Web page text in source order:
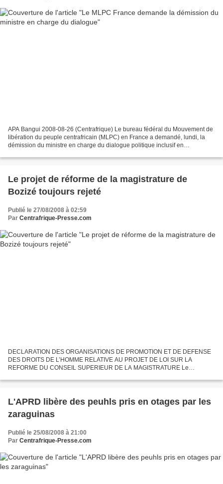
APA Bangui 2008-08-26 (Centrafrique) Le bureau fédéral du Mouvement de
libération du peuple centrafricain (MLPC) en France a demandé, lundi, la
démission du ministre en charge du dialogue politique inclusif en
Le projet de réforme de la magistrature de
Bozizé toujours rejeté
Publié le 27/08/2008 à 02:59
Par Centrafrique-Presse.com
DECLARATION DES ORGANISATIONS DE PROMOTION ET DE DEFENSE
DES DROITS DE L’HOMME RELATIVE AU PROJET DE LOI SUR LA
REFORME DU CONSEIL SUPERIEUR DE LA MAGISTRATURE Le
session extra ordinaire...
L'APRD libère des peuhls pris en otages par les
zaraguinas
Publié le 25/08/2008 à 21:00
Par Centrafrique-Presse.com